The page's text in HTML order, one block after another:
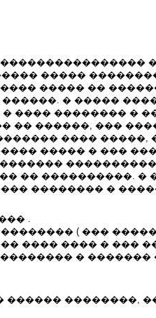
�
�����
����� ��
� �����
���� �������� �
�� ������, ���
���� �����,
����� � ���
�� ����������. �
�������� �
.
( ���
���� ���� � ���
�
��������,